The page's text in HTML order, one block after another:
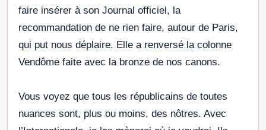
faire insérer à son Journal officiel, la
recommandation de ne rien faire, autour de Paris,
qui put nous déplaire. Elle a renversé la colonne
Vendôme faite avec la bronze de nos canons.
Vous voyez que tous les républicains de toutes
nuances sont, plus ou moins, des nôtres. Avec